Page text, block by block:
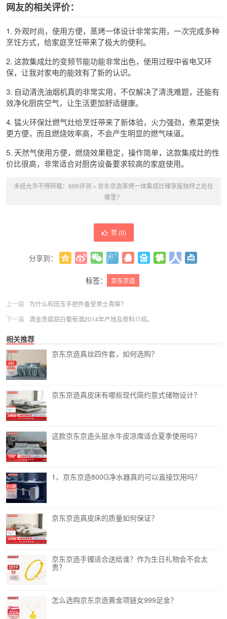
网友的相关评价：
1. 外观时尚，使用方便，蒸烤一体设计非常实用，一次完成多种
烹饪方式，给家庭烹饪带来了极大的便利。
2. 这款集成灶的变频节能功能非常出色，使用过程中省电又环
保，让我对家电的能效有了新的认识。
3. 自动清洗油烟机真的非常实用，不仅解决了清洗难题，还能有
效净化厨房空气，让生活更加舒适健康。
4. 猛火环保灶燃气灶给烹饪带来了新体验，火力强劲，煮菜更快
更方便，而且燃烧效率高，不会产生明显的燃气味道。
5. 天然气使用方便，燃烧效果稳定，操作简单，这款集成灶的性
价比很高，非常适合对厨房设备要求较高的家庭使用。
未经允许不得转载： 666评测 » 京东京造蒸烤一体集成灶臻享版独特之处在
哪里？
赞 (0)
分享到：
标签：
京东京造
上一篇
为什么和田玉手把件备受男士青睐？
下一篇
滴金贵腐甜白葡萄酒2014年产地及原料介绍。
相关推荐
京东京造真丝四件套，如何选购？
京东京造真皮床有哪些现代简约意式储物设计？
这款京东京造头层水牛皮凉席适合夏季使用吗？
1、京东京造800G净水器真的可以直接饮用吗？
京东京造真皮床的质量如何保证？
京东京造手镯适合送给谁？作为生日礼物会不会太
贵？
怎么选购京东京造黄金项链女999足金？